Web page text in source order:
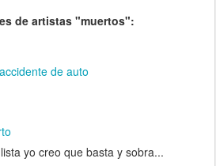
de artistas "muertos":
de auto
yo creo que basta y sobra...